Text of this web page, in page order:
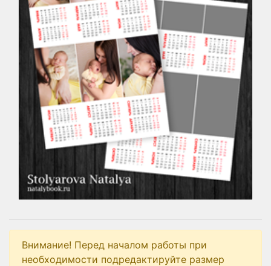
Внимание! Перед началом работы при
необходимости подредактируйте размер